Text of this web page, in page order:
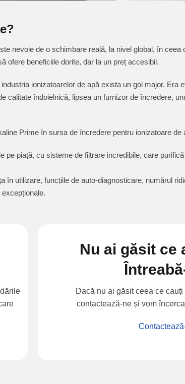
nevoie de o schimbare reală, la nivel global, în ceea
ofere beneficiile dorite, dar la un preț accesibil.
ionizatoarelor de apă exista un gol major. Era
îndoielnică, lipsea un furnizor de încredere,
Prime în sursa de încredere pentru ionizatoare de
piață, cu sisteme de filtrare incredibile, care
în utilizare, funcțiile de auto-diagnosticare, numărul
Nu ai găsit ce
Dacă nu ai găsit ceea ce
contactează-ne și vom